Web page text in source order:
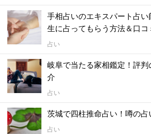
手相占いのエキスパート占
生に占ってもらう方法＆口コ
占い
岐阜で当たる家相鑑定！評
介
占い
茨城で四柱推命占い！噂の占
占い